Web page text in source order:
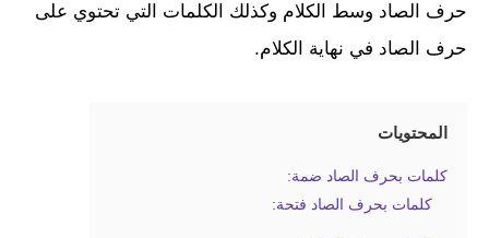
حرف الصاد وسط الكلام وكذلك الكلمات التي تحتوي على
حرف الصاد في نهاية الكلام.
المحتويات
كلمات بحرف الصاد ضمة:
كلمات بحرف الصاد فتحة: